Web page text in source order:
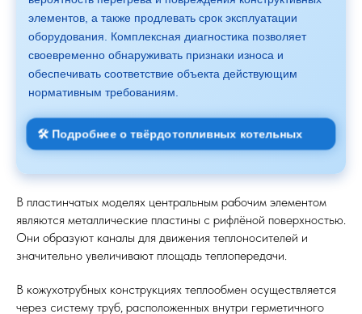
элементов, а также продлевать срок эксплуатации
оборудования. Комплексная диагностика позволяет
своевременно обнаруживать признаки износа и
обеспечивать соответствие объекта действующим
нормативным требованиям.
🛠 Подробнее о твёрдотопливных котельных
В пластинчатых моделях центральным рабочим элементом
являются металлические пластины с рифлёной поверхностью.
Они образуют каналы для движения теплоносителей и
значительно увеличивают площадь теплопередачи.
В кожухотрубных конструкциях теплообмен осуществляется
через систему труб, расположенных внутри герметичного